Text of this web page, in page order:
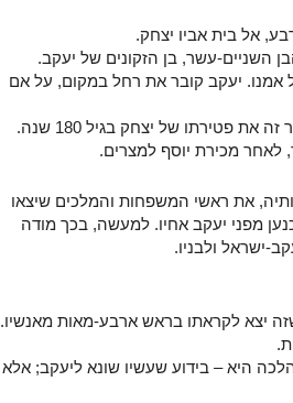
אל בית אביו יצחק.
השניים-עשר, בן הזקונים של יעקב.
אמנו. יעקב קובר את רחל במקום, על אם
לאחר זמן מגיע יעקב לחברון, אל אביו יצחק. התורה מציינת בהקשר זה את פטירתו של יצחק בגיל 180 שנה.
לאחר מכירת יוסף למצרים.
את ראשי המשפחות והמלכים שיצאו
מפני יעקב אחיו. למעשה, בכך מודה
ישראל ולבניו.
יצא לקראתו בראש ארבע-מאות מאנשיו.
היא – בידוע שעשיו שונא ליעקב; אלא